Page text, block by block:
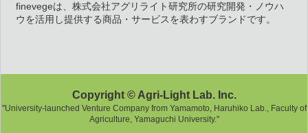
finevegeは、株式会社アグリライト研究所の研究開発・ノウハ
ウを活用し提供する商品・サービスを表わすブランドです。
Copyright © Agri-Light Lab. Inc.
"University-launched Venture Company from Yamamoto, Haruhiko Lab., Faculty of
Agriculture, Yamaguchi University."